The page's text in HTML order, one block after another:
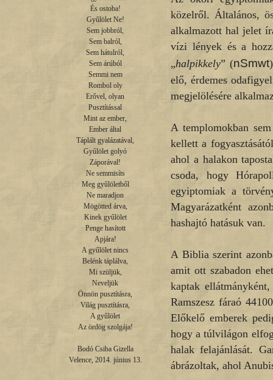
És ostoba!
Gyűlölet Ne!
Sem jobbról,
Sem balról,
Sem hátulról,
Sem árúból
Semmi nem
Rombol oly
Erővel, olyan
Pusztítással
Mint az ember,
Ember által
Táplált gyalázatával,
Gyűlölet golyó
Záporával!
Ne semmisíts
Meg gyűlöletből
Ne maradjon
Mögötted árva,
Kinek gyűlölet
Penge hasított
Apjára!
A gyűlölet nincs
Belénk táplálva,
Mi szüljük,
Neveljük
Önnön pusztításra,
Világ pusztításra,
A gyűlölet
Az ördög szolgája!
Bodó Csiba Gizella
Velence, 2014. június 13.
közelről. Általános,
alkalmazott hal jelet
vízi lények és a
„halpikkely” (nSmwt
elő, érdemes
megjelölésére
A templomokban
kellett a
ahol a halakon
csoda, hogy
egyiptomiak a
Magyarázatként
hashajtó hatásuk van.
A Biblia szerint
amit ott szabadon
kaptak
Ramszesz fáraó
Előkelő emberek
hogy a túlvilágon
halak felajánlását.
ábrázoltak, ahol